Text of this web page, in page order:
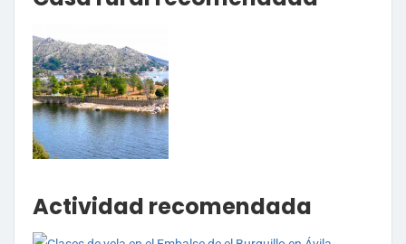
Actividad recomendada